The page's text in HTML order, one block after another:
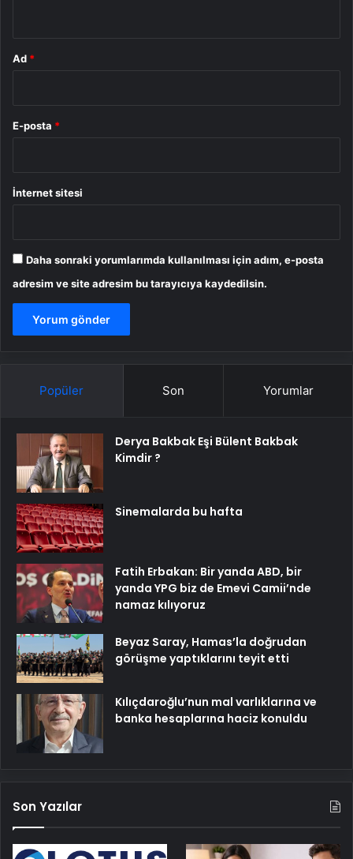
Ad *
E-posta *
İnternet sitesi
Daha sonraki yorumlarımda kullanılması için adım, e-posta
adresim ve site adresim bu tarayıcıya kaydedilsin.
Popüler Son Yorumlar
Derya Bakbak Eşi Bülent Bakbak
Kimdir ?
Sinemalarda bu hafta
Fatih Erbakan: Bir yanda ABD, bir
yanda YPG biz de Emevi Camii’nde
namaz kılıyoruz
Beyaz Saray, Hamas’la doğrudan
görüşme yaptıklarını teyit etti
Kılıçdaroğlu’nun mal varlıklarına ve
banka hesaplarına haciz konuldu
Son Yazılar